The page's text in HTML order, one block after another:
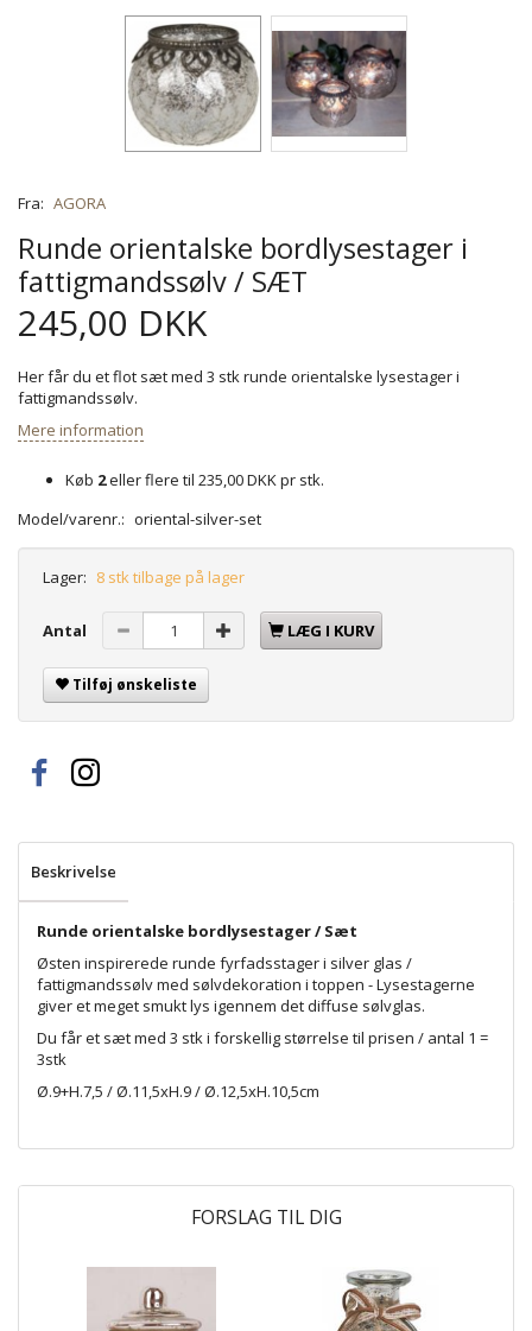
Fra: AGORA
Runde orientalske bordlysestager i
fattigmandssølv / SÆT
245,00 DKK
Her får du et flot sæt med 3 stk runde orientalske lysestager i
fattigmandssølv.
Mere information
Køb 2eller flere til 235,00 DKKpr stk.
Model/varenr.: oriental-silver-set
Lager: 8 stk tilbage på lager
Antal LÆG I KURV
Tilføj ønskeliste
Beskrivelse
Runde orientalske bordlysestager / Sæt
Østen inspirerede runde fyrfadsstager i silver glas /
fattigmandssølv med sølvdekoration i toppen - Lysestagerne
giver et meget smukt lys igennem det diffuse sølvglas.
Du får et sæt med 3 stk i forskellig størrelse til prisen / antal 1 =
3stk
Ø.9+H.7,5 / Ø.11,5xH.9 / Ø.12,5xH.10,5cm
FORSLAG TIL DIG